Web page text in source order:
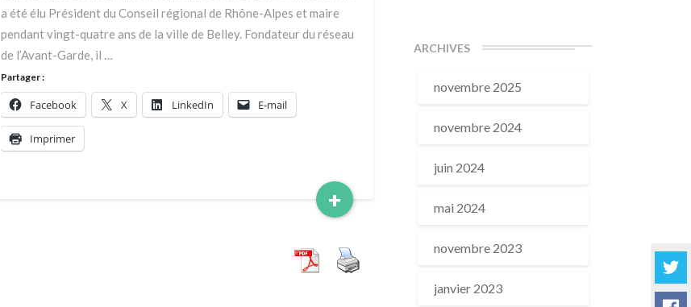
politique
au
service
du
bien
commun
a été élu Président du Conseil régional de Rhône-Alpes et maire
pendant vingt-quatre ans de la ville de Belley. Fondateur du réseau
de l’Avant-Garde, il …
+Read
More
Partager :
Facebook X LinkedIn E-mail
Imprimer
ARCHIVES
novembre 2025
novembre 2024
juin 2024
mai 2024
novembre 2023
janvier 2023